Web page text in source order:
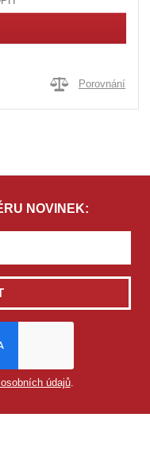
Porovnání
NOVINEK:
údajů.